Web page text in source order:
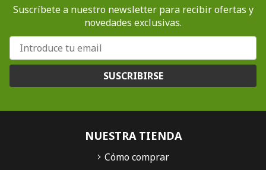
Suscríbete a nuestro newsletter para recibir ofertas y
novedades exclusivas.
SUSCRIBIRSE
NUESTRA TIENDA
Cómo comprar